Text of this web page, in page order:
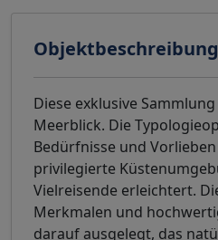
Objektbeschreibung
Diese exklusive
Meerblick. Die
Bedürfnisse und
privilegierte
Vielreisende erleichtert.
Merkmalen und
darauf ausgelegt, das